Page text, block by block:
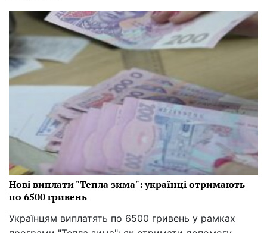
Нові виплати "Тепла зима": українці отримають
по 6500 гривень
Українцям виплатять по 6500 гривень у рамках